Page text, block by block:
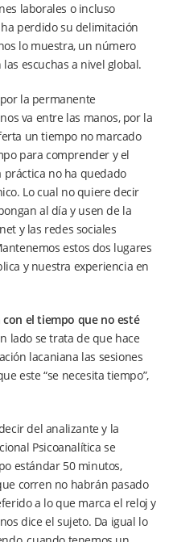
laborales o incluso
perdido su delimitación
lo muestra, un número
escuchas a nivel global.
la permanente
va entre las manos, por la
un tiempo no marcado
para comprender y el
práctica no ha quedado
Lo cual no quiere decir
al día y usen de la
y las redes sociales
estos dos lugares
y nuestra experiencia en
con el tiempo que no esté
lado se trata de que hace
lacaniana las sesiones
este “se necesita tiempo”,
del analizante y la
Psicoanalítica se
estándar 50 minutos,
corren no habrán pasado
a lo que marca el reloj y
dice el sujeto. Da igual lo